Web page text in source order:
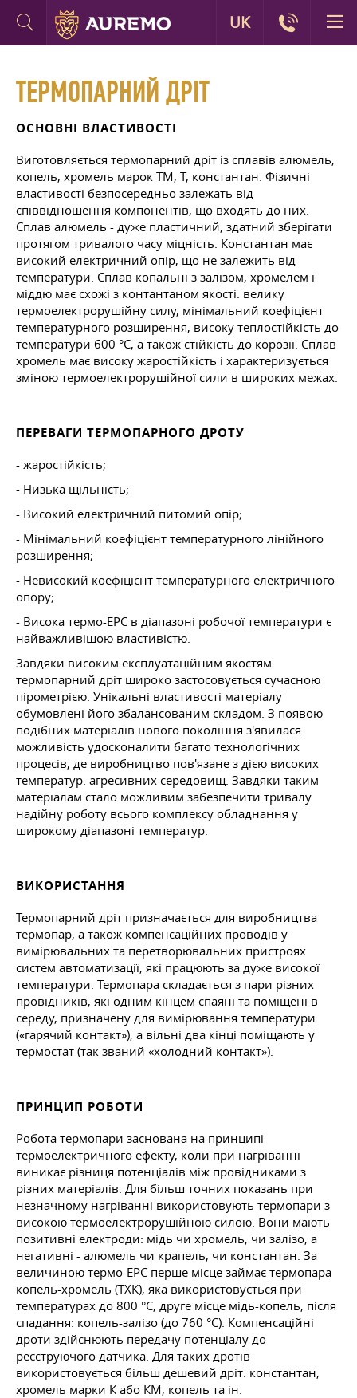
ТЕРМОПАРНИЙ ДРІТ
ОСНОВНІ ВЛАСТИВОСТІ
Виготовляється термопарний дріт із сплавів алюмель,
копель, хромель марок ТМ, Т, константан. Фізичні
властивості безпосередньо залежать від
співвідношення компонентів, що входять до них.
Сплав алюмель - дуже пластичний, здатний зберігати
протягом тривалого часу міцність. Константан має
високий електричний опір, що не залежить від
температури. Сплав копальні з залізом, хромелем і
міддю має схожі з контантаном якості: велику
термоелектрорушійну силу, мінімальний коефіцієнт
температурного розширення, високу теплостійкість до
температури 600 °C, а також стійкість до корозії. Сплав
хромель має високу жаростійкість і характеризується
зміною термоелектрорушійної сили в широких межах.
ПЕРЕВАГИ ТЕРМОПАРНОГО ДРОТУ
- жаростійкість;
- Низька щільність;
- Високий електричний питомий опір;
- Мінімальний коефіцієнт температурного лінійного
розширення;
- Невисокий коефіцієнт температурного електричного
опору;
- Висока термо-ЕРС в діапазоні робочої температури є
найважливішою властивістю.
Завдяки високим експлуатаційним якостям
термопарний дріт широко застосовується сучасною
пірометрією. Унікальні властивості матеріалу
обумовлені його збалансованим складом. З появою
подібних матеріалів нового покоління з'явилася
можливість удосконалити багато технологічних
процесів, де виробництво пов'язане з дією високих
температур. агресивних середовищ. Завдяки таким
матеріалам стало можливим забезпечити тривалу
надійну роботу всього комплексу обладнання у
широкому діапазоні температур.
ВИКОРИСТАННЯ
Термопарний дріт призначається для виробництва
термопар, а також компенсаційних проводів у
вимірювальних та перетворювальних пристроях
систем автоматизації, які працюють за дуже високої
температури. Термопара складається з пари різних
провідників, які одним кінцем спаяні та поміщені в
середу, призначену для вимірювання температури
(«гарячий контакт»), а вільні два кінці поміщають у
термостат (так званий «холодний контакт»).
ПРИНЦИП РОБОТИ
Робота термопари заснована на принципі
термоелектричного ефекту, коли при нагріванні
виникає різниця потенціалів між провідниками з
різних матеріалів. Для більш точних показань при
незначному нагріванні використовують термопари з
високою термоелектрорушійною силою. Вони мають
позитивні електроди: мідь чи хромель, чи залізо, а
негативні - алюмель чи крапель, чи константан. За
величиною термо-ЕРС перше місце займає термопара
копель-хромель (ТХК), яка використовується при
температурах до 800 °C, друге місце мідь-копель, після
спадання: копель-залізо (до 760 °C). Компенсаційні
дроти здійснюють передачу потенціалу до
реєструючого датчика. Для таких дротів
використовується більш дешевий дріт: константан,
хромель марки К або КМ, копель та ін.
UK